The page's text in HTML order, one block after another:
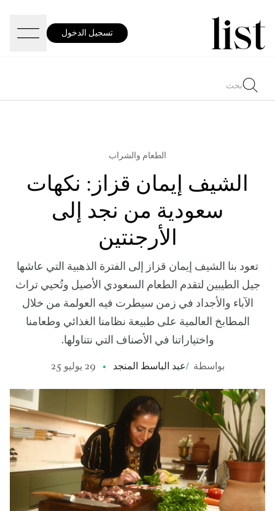
تسجيل الدخول
الطعام والشراب
الشيف إيمان قزاز: نكهات
سعودية من نجد إلى
الأرجنتين
تعود بنا الشيف إيمان قزاز إلى الفترة الذهبية التي عاشها
جيل الطيبين لتقدم الطعام السعودي الأصيل وتُحيي تراث
الآباء والأجداد في زمن سيطرت فيه العولمة من خلال
المطابخ العالمية على طبيعة نظامنا الغذائي وطعامنا
واختياراتنا في الأصناف التي نتناولها.
بواسطة /عبد الباسط المنجد 29 يوليو 25